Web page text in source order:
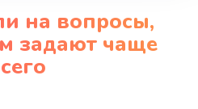
на вопросы,
задают чаще